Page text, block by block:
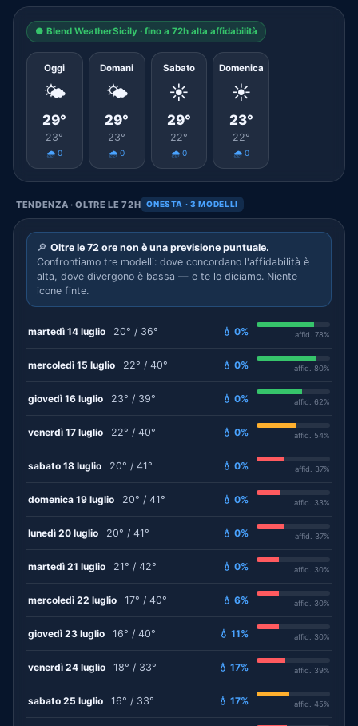
● Blend WeatherSicily · fino a 72h alta affidabilità
Oggi
🌤️
29°
23°
🌧️ 0
Domani
🌤️
29°
23°
🌧️ 0
Sabato
☀️
29°
22°
🌧️ 0
Domenica
☀️
23°
22°
🌧️ 0
TENDENZA · OLTRE LE 72H ONESTA · 3 MODELLI
🔎 Oltre le 72 ore non è una previsione puntuale.
Confrontiamo tre modelli: dove concordano l'affidabilità è
alta, dove divergono è bassa — e te lo diciamo. Niente
icone finte.
martedì 14 luglio 20° / 36° 💧 0% affid. 78%
mercoledì 15 luglio 22° / 40° 💧 0% affid. 80%
giovedì 16 luglio 23° / 39° 💧 0% affid. 62%
venerdì 17 luglio 22° / 40° 💧 0% affid. 54%
sabato 18 luglio 20° / 41° 💧 0% affid. 37%
domenica 19 luglio 20° / 41° 💧 0% affid. 33%
lunedì 20 luglio 20° / 41° 💧 0% affid. 37%
martedì 21 luglio 21° / 42° 💧 0% affid. 30%
mercoledì 22 luglio 17° / 40° 💧 6% affid. 30%
giovedì 23 luglio 16° / 40° 💧 11% affid. 30%
venerdì 24 luglio 18° / 33° 💧 17% affid. 39%
sabato 25 luglio 16° / 33° 💧 17% affid. 45%